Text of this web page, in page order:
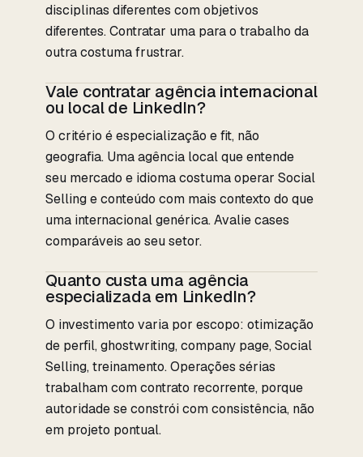
disciplinas diferentes com objetivos
diferentes. Contratar uma para o trabalho da
outra costuma frustrar.
Vale contratar agência internacional
ou local de LinkedIn?
O critério é especialização e fit, não
geografia. Uma agência local que entende
seu mercado e idioma costuma operar Social
Selling e conteúdo com mais contexto do que
uma internacional genérica. Avalie cases
comparáveis ao seu setor.
Quanto custa uma agência
especializada em LinkedIn?
O investimento varia por escopo: otimização
de perfil, ghostwriting, company page, Social
Selling, treinamento. Operações sérias
trabalham com contrato recorrente, porque
autoridade se constrói com consistência, não
em projeto pontual.